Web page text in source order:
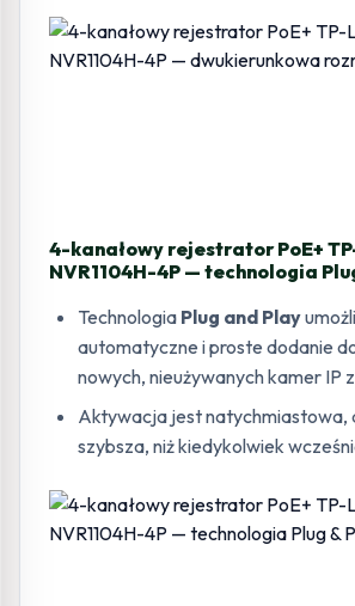
4-kanałowy rejestrator PoE+
NVR1104H-4P — technologia
Technologia Plug and Play
automatyczne i proste dodanie
nowych, nieużywanych kamer IP
Aktywacja jest natychmiastowa,
szybsza, niż kiedykolwiek